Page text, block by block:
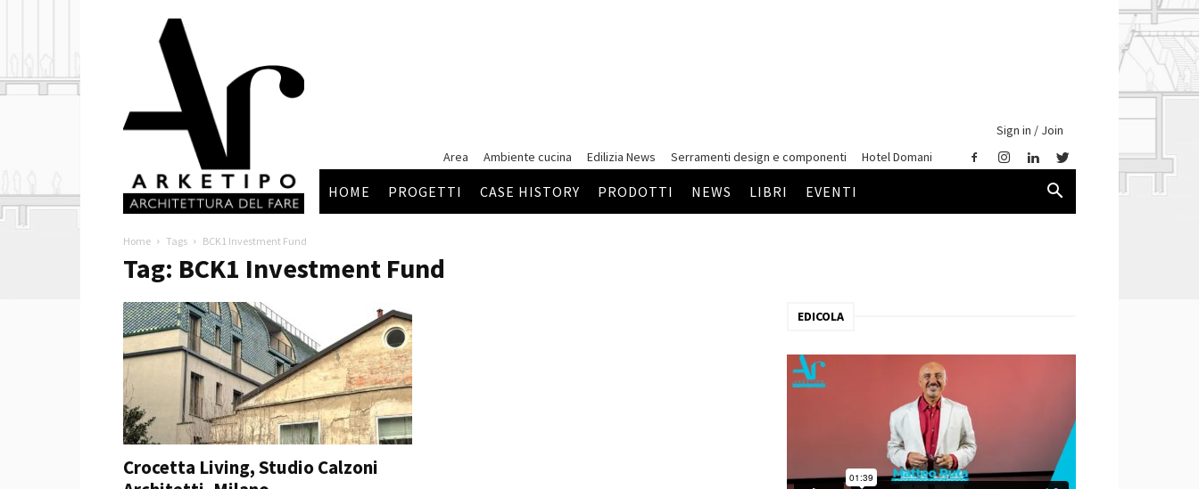
Arketipo
Sign in / Join
Area
Ambiente cucina Edilizia News Serramenti design e componenti Hotel Domani
HOME PROGETTI CASE HISTORY PRODOTTI NEWS LIBRI EVENTI
Home Tags BCK1 Investment Fund
Tag: BCK1 Investment Fund
Crocetta Living, Studio Calzoni
EDICOLA